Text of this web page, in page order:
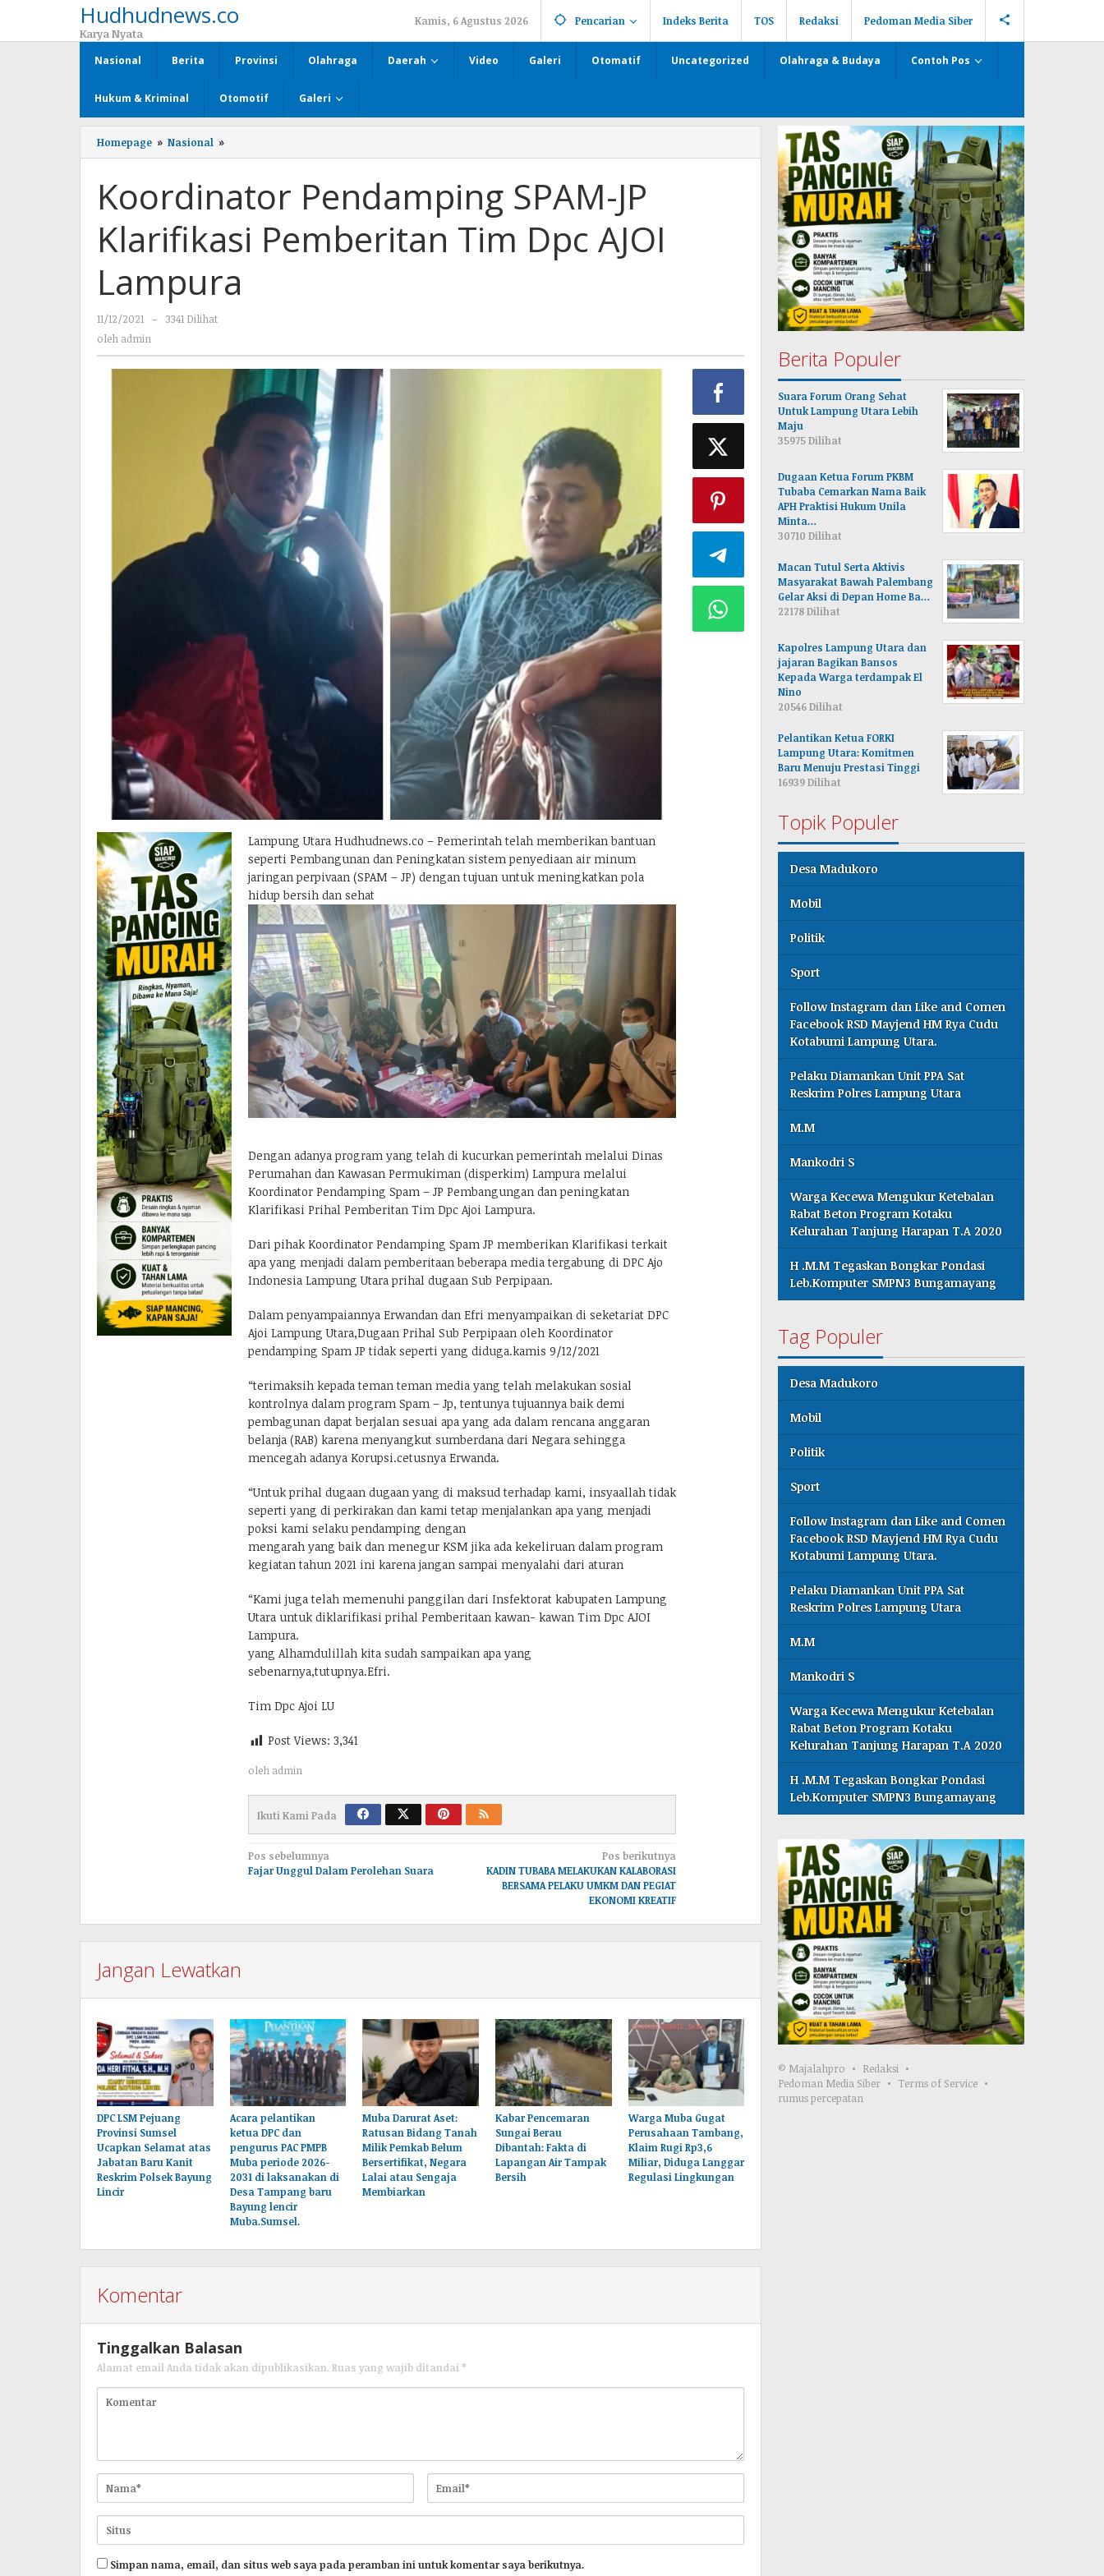
Hudhudnews.co
Karya Nyata
Kamis, 6 Agustus 2026 Pencarian Indeks Berita TOS Redaksi Pedoman Media Siber
Nasional Berita Provinsi Olahraga Daerah Video Galeri Otomatif Uncategorized Olahraga & Budaya Contoh Pos
Hukum & Kriminal Otomotif Galeri
Homepage » Nasional »
Pendamping
Klarifikasi
Tim
Dpc
Lampura
Koordinator Pendamping SPAM-JP
Klarifikasi Pemberitan Tim Dpc AJOI
Lampura
11/12/2021
oleh
-
3341 Dilihat
oleh admin
Lampung Utara Hudhudnews.co – Pemerintah telah memberikan bantuan
seperti Pembangunan dan Peningkatan sistem penyediaan air minum
jaringan perpivaan (SPAM – JP) dengan tujuan untuk meningkatkan pola
hidup bersih dan sehat
Dengan adanya program yang telah di kucurkan pemerintah melalui Dinas
Perumahan dan Kawasan Permukiman (disperkim) Lampura melalui
Koordinator Pendamping Spam – JP Pembangungan dan peningkatan
Klarifikasi Prihal Pemberitan Tim Dpc Ajoi Lampura.
Dari pihak Koordinator Pendamping Spam JP memberikan Klarifikasi terkait
apa yang menjadi dalam pemberitaan beberapa media tergabung di DPC Ajo
Indonesia Lampung Utara prihal dugaan Sub Perpipaan.
Dalam penyampaiannya Erwandan dan Efri menyampaikan di seketariat DPC
Ajoi Lampung Utara,Dugaan Prihal Sub Perpipaan oleh Koordinator
pendamping Spam JP tidak seperti yang diduga.kamis 9/12/2021
“terimaksih kepada teman teman media yang telah melakukan sosial
kontrolnya dalam program Spam – Jp, tentunya tujuannya baik demi
pembagunan dapat berjalan sesuai apa yang ada dalam rencana anggaran
belanja (RAB) karena menyangkut sumberdana dari Negara sehingga
mencegah adanya Korupsi.cetusnya Erwanda.
“Untuk prihal dugaan dugaan yang di maksud terhadap kami, insyaallah tidak
seperti yang di perkirakan dan kami tetap menjalankan apa yang menjadi
poksi kami selaku pendamping dengan
mengarah yang baik dan menegur KSM jika ada kekeliruan dalam program
kegiatan tahun 2021 ini karena jangan sampai menyalahi dari aturan
“Kami juga telah memenuhi panggilan dari Insfektorat kabupaten Lampung
Utara untuk diklarifikasi prihal Pemberitaan kawan- kawan Tim Dpc AJOI
Lampura.
yang Alhamdulillah kita sudah sampaikan apa yang
sebenarnya,tutupnya.Efri.
Tim Dpc Ajoi LU
Post Views: 3,341
oleh admin
Ikuti Kami Pada
Navigasi
pos
Pos sebelumnya
Fajar Unggul Dalam Perolehan Suara
Pos berikutnya
KADIN TUBABA MELAKUKAN KALABORASI
BERSAMA PELAKU UMKM DAN PEGIAT
EKONOMI KREATIF
Jangan Lewatkan
DPC LSM Pejuang
Provinsi Sumsel
Ucapkan Selamat atas
Jabatan Baru Kanit
Reskrim Polsek Bayung
Lincir
Acara pelantikan
ketua DPC dan
pengurus PAC PMPB
Muba periode 2026-
2031 di laksanakan di
Desa Tampang baru
Bayung lencir
Muba.Sumsel.
Muba Darurat Aset:
Ratusan Bidang Tanah
Milik Pemkab Belum
Bersertifikat, Negara
Lalai atau Sengaja
Membiarkan
Kabar Pencemaran
Sungai Berau
Dibantah: Fakta di
Lapangan Air Tampak
Bersih
Warga Muba Gugat
Perusahaan Tambang,
Klaim Rugi Rp3,6
Miliar, Diduga Langgar
Regulasi Lingkungan
Komentar
Tinggalkan Balasan
Alamat email Anda tidak akan dipublikasikan. Ruas yang wajib ditandai *
Simpan nama, email, dan situs web saya pada peramban ini untuk komentar saya berikutnya.
Berita Populer
Suara Forum Orang Sehat
Untuk Lampung Utara Lebih
Maju
35975 Dilihat
Dugaan Ketua Forum PKBM
Tubaba Cemarkan Nama Baik
APH Praktisi Hukum Unila
Minta…
30710 Dilihat
Macan Tutul Serta Aktivis
Masyarakat Bawah Palembang
Gelar Aksi di Depan Home Ba…
22178 Dilihat
Kapolres Lampung Utara dan
jajaran Bagikan Bansos
Kepada Warga terdampak El
Nino
20546 Dilihat
Pelantikan Ketua FORKI
Lampung Utara: Komitmen
Baru Menuju Prestasi Tinggi
16939 Dilihat
Topik Populer
Desa Madukoro
Mobil
Politik
Sport
Follow Instagram dan Like and Comen
Facebook RSD Mayjend HM Rya Cudu
Kotabumi Lampung Utara.
Pelaku Diamankan Unit PPA Sat
Reskrim Polres Lampung Utara
M.M
Mankodri S
Warga Kecewa Mengukur Ketebalan
Rabat Beton Program Kotaku
Kelurahan Tanjung Harapan T.A 2020
H .M.M Tegaskan Bongkar Pondasi
Leb.Komputer SMPN3 Bungamayang
Tag Populer
Desa Madukoro
Mobil
Politik
Sport
Follow Instagram dan Like and Comen
Facebook RSD Mayjend HM Rya Cudu
Kotabumi Lampung Utara.
Pelaku Diamankan Unit PPA Sat
Reskrim Polres Lampung Utara
M.M
Mankodri S
Warga Kecewa Mengukur Ketebalan
Rabat Beton Program Kotaku
Kelurahan Tanjung Harapan T.A 2020
H .M.M Tegaskan Bongkar Pondasi
Leb.Komputer SMPN3 Bungamayang
© Majalahpro
Redaksi
Pedoman Media Siber
Terms of Service
rumus percepatan